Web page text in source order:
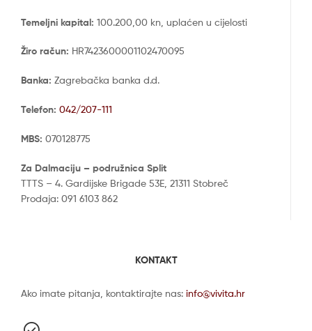
Temeljni kapital: 100.200,00 kn, uplaćen u cijelosti
Žiro račun: HR7423600001102470095
Banka: Zagrebačka banka d.d.
Telefon: 042/207-111
MBS: 070128775
Za Dalmaciju – podružnica Split
TTTS – 4. Gardijske Brigade 53E, 21311 Stobreč
Prodaja: 091 6103 862
KONTAKT
Ako imate pitanja, kontaktirajte nas: info@vivita.hr